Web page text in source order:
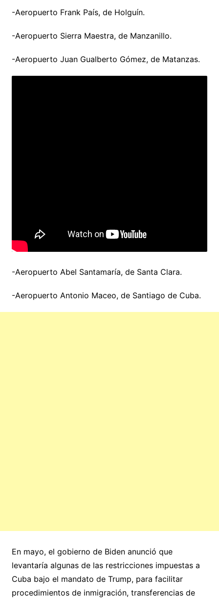
-Aeropuerto Frank País, de Holguín.
-Aeropuerto Sierra Maestra, de Manzanillo.
-Aeropuerto Juan Gualberto Gómez, de Matanzas.
-Aeropuerto Abel Santamaría, de Santa Clara.
-Aeropuerto Antonio Maceo, de Santiago de Cuba.
En mayo, el gobierno de Biden anunció que
levantaría algunas de las restricciones impuestas a
Cuba bajo el mandato de Trump, para facilitar
procedimientos de inmigración, transferencias de